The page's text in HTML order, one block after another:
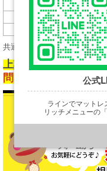
SD
D
Q1
共通サイズ：長2092×高850
上記価格は通常売価
問い合わせ下さい。
公式
ラインでマットレ
リッチメニューの